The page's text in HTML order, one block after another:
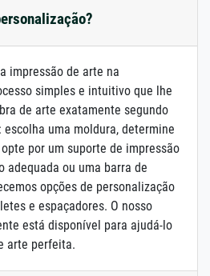
impressão de arte na
simples e intuitivo que lhe
de arte exatamente segundo
escolha uma moldura, determine
por um suporte de impressão
adequada ou uma barra de
opções de personalização
e espaçadores. O nosso
está disponível para ajudá-lo
arte perfeita.